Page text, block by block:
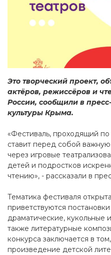
Это творческий проект,
актёров, режиссёров и
России, сообщили в
культуры Крыма.
«Фестиваль, проходящий
ставит перед собой
через игровые
детей и подростков
чтению», - рассказали в
Тематика фестиваля
приветствуются
драматические, кукольные
также литературные
конкурса заключается в
произведение детской